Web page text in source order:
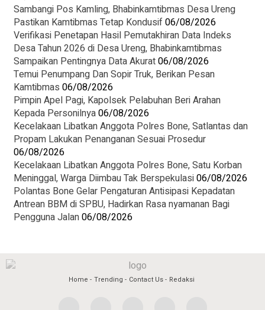
Sambangi Pos Kamling, Bhabinkamtibmas Desa Ureng
Pastikan Kamtibmas Tetap Kondusif06/08/2026
Verifikasi Penetapan Hasil Pemutakhiran Data Indeks
Desa Tahun 2026 di Desa Ureng, Bhabinkamtibmas
Sampaikan Pentingnya Data Akurat06/08/2026
Temui Penumpang Dan Sopir Truk, Berikan Pesan
Kamtibmas 06/08/2026
Pimpin Apel Pagi, Kapolsek Pelabuhan Beri Arahan
Kepada Personilnya06/08/2026
Kecelakaan Libatkan Anggota Polres Bone, Satlantas dan
Propam Lakukan Penanganan Sesuai Prosedur
06/08/2026
Kecelakaan Libatkan Anggota Polres Bone, Satu Korban
Meninggal, Warga Diimbau Tak Berspekulasi06/08/2026
Polantas Bone Gelar Pengaturan Antisipasi Kepadatan
Antrean BBM di SPBU, Hadirkan Rasa nyamanan Bagi
Pengguna Jalan06/08/2026
Home Trending Contact Us Redaksi